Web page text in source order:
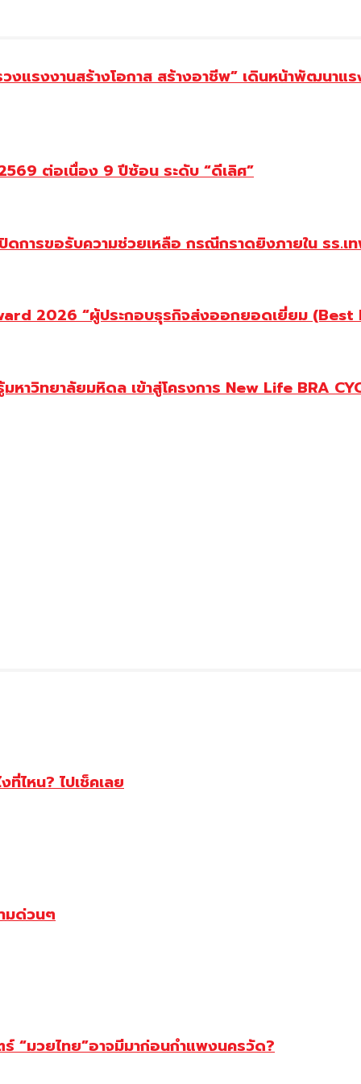
แรงงานสร้างโอกาส สร้างอาชีพ” เดินหน้าพัฒนาแร
ต่อเนื่อง 9 ปีซ้อน ระดับ “ดีเลิศ”
การขอรับความช่วยเหลือ กรณีกราดยิงภายใน รร.
2026 “ผู้ประกอบธุรกิจส่งออกยอดเยี่ยม
าวิทยาลัยมหิดล เข้าสู่โครงการ New Life BRA
ที่ไหน? ไปเช็คเลย
มด่วนๆ
“มวยไทย”อาจมีมาก่อนกำแพงนครวัด?